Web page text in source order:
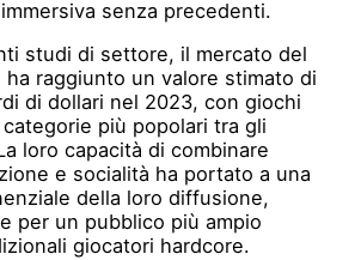
senza precedenti.
studi di settore, il mercato del
ha raggiunto un valore stimato di
di dollari nel 2023, con giochi
più popolari tra gli
loro capacità di combinare
e socialità ha portato a una
della loro diffusione,
per un pubblico più ampio
giocatori hardcore.